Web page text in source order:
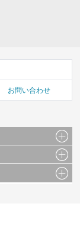
お問い合わせ
タ等）及びこれらの配
行うことは固く禁じて
た見解・感想です。
い。
ツや広告の表示、ソー